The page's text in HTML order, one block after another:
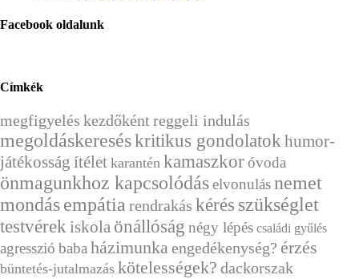
Facebook oldalunk
Címkék
megfigyelés kezdőkéntreggeli indulás
megoldáskereséskritikus gondolatokhumor-
játékosság ítélet karantén kamaszkoróvoda
önmagunkhoz kapcsolódáselvonulásnemet
mondásempátia rendrakás kérés szükséglet
testvérekiskola önállóság négy lépés családi gyűlés
agresszió babaházimunkaengedékenység? érzés
büntetés-jutalmazás kötelességek? dackorszak